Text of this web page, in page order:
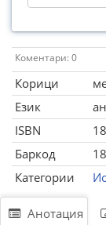
Коментари: 0
Корици
Език
ISBN
Баркод
Категории
Анотация